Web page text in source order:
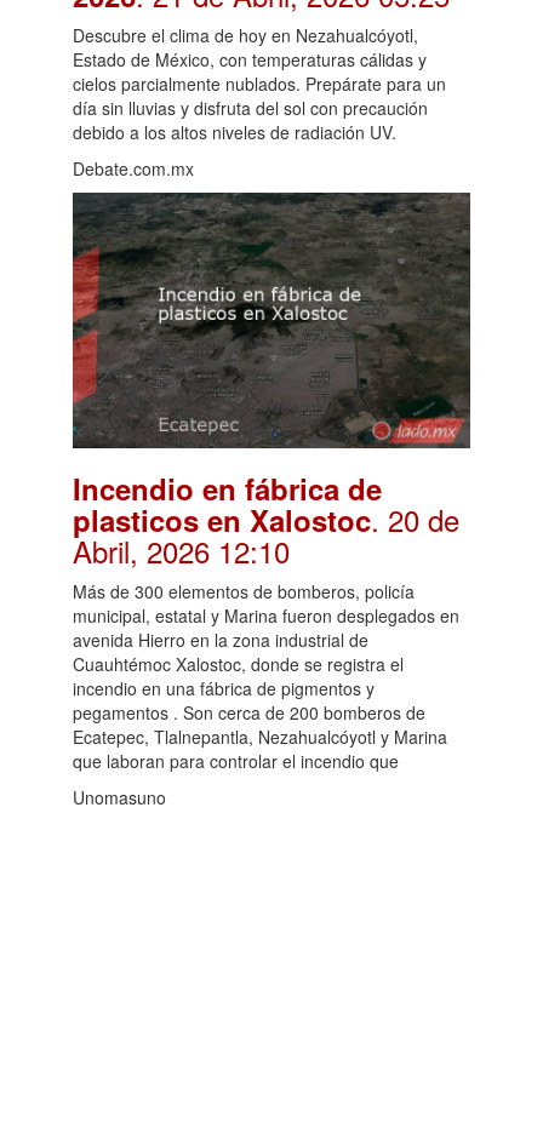
Descubre el clima de hoy en Nezahualcóyotl,
Estado de México, con temperaturas cálidas y
cielos parcialmente nublados. Prepárate para un
día sin lluvias y disfruta del sol con precaución
debido a los altos niveles de radiación UV.
Debate.com.mx
Incendio en fábrica de
plasticos en Xalostoc. 20 de
Abril, 2026 12:10
Más de 300 elementos de bomberos, policía
municipal, estatal y Marina fueron desplegados en
avenida Hierro en la zona industrial de
Cuauhtémoc Xalostoc, donde se registra el
incendio en una fábrica de pigmentos y
pegamentos . Son cerca de 200 bomberos de
Ecatepec, Tlalnepantla, Nezahualcóyotl y Marina
que laboran para controlar el incendio que
Unomasuno